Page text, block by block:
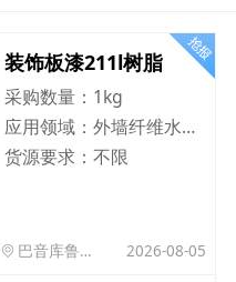
装饰板漆211l树脂
采购数量： 1kg
应用领域：
外墙纤维水泥板
货源要求：不限
巴音库鲁提镇,托帕口岸六号库房 2026-08-05